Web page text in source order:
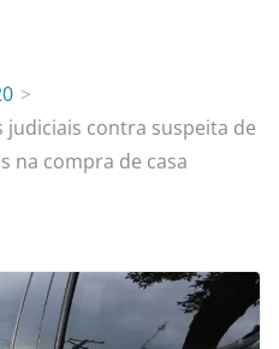
judiciais contra suspeita de
na compra de casa